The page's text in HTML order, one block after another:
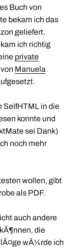
Buch von
bekam ich das
geliefert.
ich richtig
private
Manuela
SelfHTML in die
konnte und
sei Dank)
noch mehr
wollen, gibt
als PDF.
auch andere
die
wÃ¼rde ich